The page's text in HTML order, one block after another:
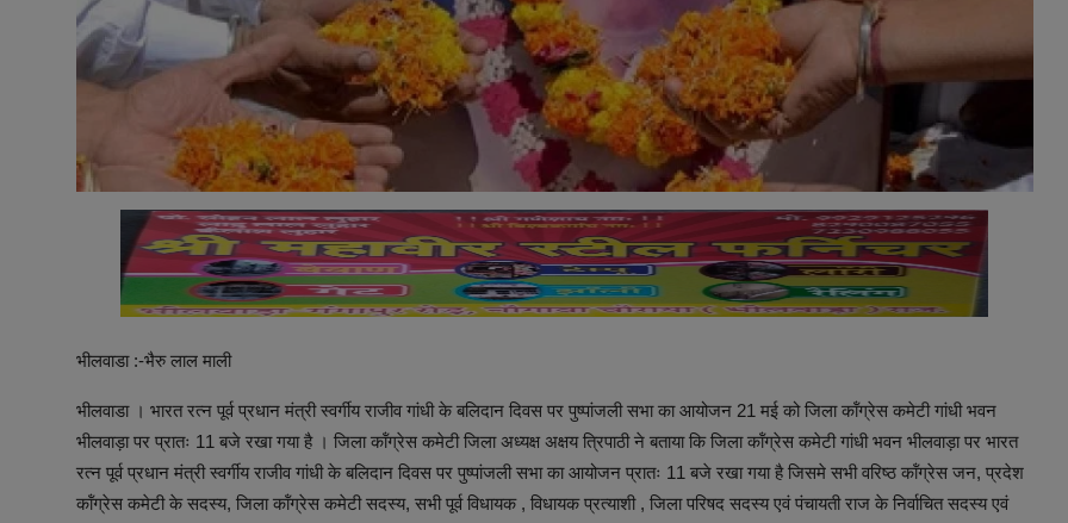
भीलवाडा :-भैरु लाल माली
भीलवाडा । भारत रत्न पूर्व प्रधान मंत्री स्वर्गीय राजीव गांधी के बलिदान दिवस पर पुष्पांजली सभा का आयोजन 21 मई को जिला कॉंग्रेस कमेटी गांधी भवन
भीलवाड़ा पर प्रातः 11 बजे रखा गया है । जिला कॉंग्रेस कमेटी जिला अध्यक्ष अक्षय त्रिपाठी ने बताया कि जिला कॉंग्रेस कमेटी गांधी भवन भीलवाड़ा पर भारत
रत्न पूर्व प्रधान मंत्री स्वर्गीय राजीव गांधी के बलिदान दिवस पर पुष्पांजली सभा का आयोजन प्रातः 11 बजे रखा गया है जिसमे सभी वरिष्ठ कॉंग्रेस जन, प्रदेश
कॉंग्रेस कमेटी के सदस्य, जिला कॉंग्रेस कमेटी सदस्य, सभी पूर्व विधायक , विधायक प्रत्याशी , जिला परिषद सदस्य एवं पंचायती राज के निर्वाचित सदस्य एवं